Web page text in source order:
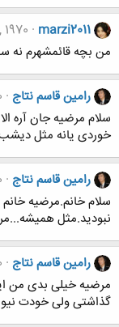
marzi2011
من بچه قائمشهرم نه
رامین قاسم نتاج
سلام مرضیه جان آره
خوردی یانه مثل
رامین قاسم نتاج
سلام خانم.مرضیه خانم
نبودید.مثل
رامین قاسم نتاج
مرضیه خیلی بدی من
گذاشتی ولی خودت